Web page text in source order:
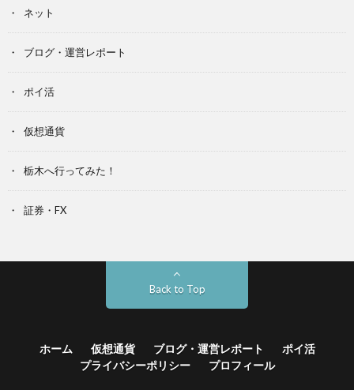
ネット
ブログ・運営レポート
ポイ活
仮想通貨
栃木へ行ってみた！
証券・FX
Back to Top
ホーム 仮想通貨 ブログ・運営レポート
ポイ活
プライバシーポリシー
プロフィール